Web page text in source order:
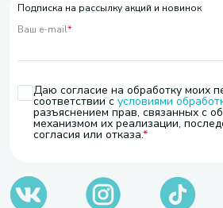
Подписка на рассылку акций и новинок
Ваш e-mail*
Даю согласие на обработку моих
соответствии с условиями
разъяснением прав, связанных с
механизмом их реализации,
согласия или отказа.